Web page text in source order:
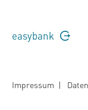
easybank
Impressum |